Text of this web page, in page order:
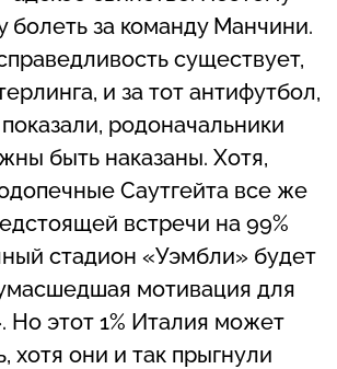
болеть за команду Манчини.
существует,
и за тот антифутбол,
родоначальники
быть наказаны. Хотя,
Саутгейта все же
встречи на 99%
стадион «Уэмбли» будет
мотивация для
Но этот 1% Италия может
хотя они и так прыгнули